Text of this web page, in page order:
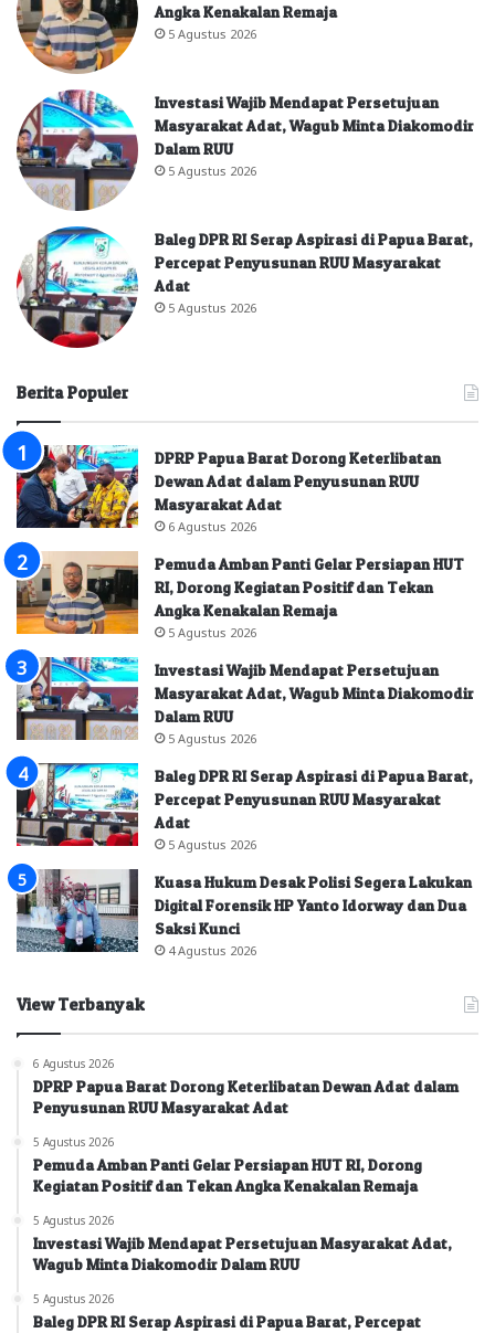
Angka Kenakalan Remaja
5 Agustus 2026
Investasi Wajib Mendapat Persetujuan
Masyarakat Adat, Wagub Minta Diakomodir
Dalam RUU
5 Agustus 2026
Baleg DPR RI Serap Aspirasi di Papua Barat,
Percepat Penyusunan RUU Masyarakat
Adat
5 Agustus 2026
Berita Populer
DPRP Papua Barat Dorong Keterlibatan
Dewan Adat dalam Penyusunan RUU
Masyarakat Adat
6 Agustus 2026
Pemuda Amban Panti Gelar Persiapan HUT
RI, Dorong Kegiatan Positif dan Tekan
Angka Kenakalan Remaja
5 Agustus 2026
Investasi Wajib Mendapat Persetujuan
Masyarakat Adat, Wagub Minta Diakomodir
Dalam RUU
5 Agustus 2026
Baleg DPR RI Serap Aspirasi di Papua Barat,
Percepat Penyusunan RUU Masyarakat
Adat
5 Agustus 2026
Kuasa Hukum Desak Polisi Segera Lakukan
Digital Forensik HP Yanto Idorway dan Dua
Saksi Kunci
4 Agustus 2026
View Terbanyak
6 Agustus 2026
DPRP Papua Barat Dorong Keterlibatan Dewan Adat dalam
Penyusunan RUU Masyarakat Adat
5 Agustus 2026
Pemuda Amban Panti Gelar Persiapan HUT RI, Dorong
Kegiatan Positif dan Tekan Angka Kenakalan Remaja
5 Agustus 2026
Investasi Wajib Mendapat Persetujuan Masyarakat Adat,
Wagub Minta Diakomodir Dalam RUU
5 Agustus 2026
Baleg DPR RI Serap Aspirasi di Papua Barat, Percepat